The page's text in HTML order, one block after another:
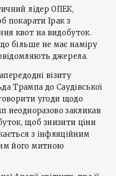
лідер ОПЕК,
покарати Ірак з
квот на видобуток.
більше не має наміру
джерела.
візиту
Трампа до Саудівської
угоди щодо
неодноразово закликав
щоб знизити ціни
з інфляційним
його митною